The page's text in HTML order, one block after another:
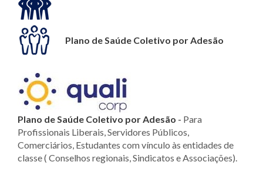
Plano de Saúde Coletivo por Adesão
Plano de Saúde Coletivo por Adesão - Para
Profissionais Liberais, Servidores Públicos,
Comerciários, Estudantes com vínculo às entidades de
classe ( Conselhos regionais, Sindicatos e Associações).